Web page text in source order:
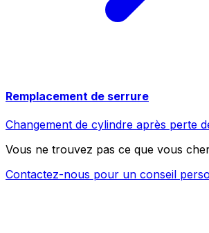
Remplacement de serrure
Changement de cylindre après perte
Vous ne trouvez pas ce que vous
Contactez-nous pour un conseil